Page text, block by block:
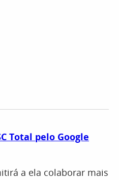
Total pelo Google
a ela colaborar mais